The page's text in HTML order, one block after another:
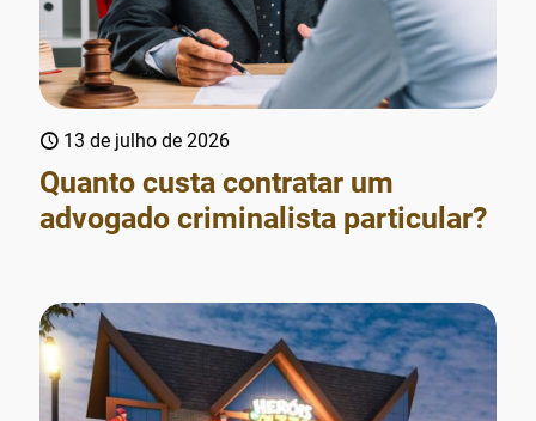
13 de julho de 2026
Quanto custa contratar um
advogado criminalista particular?